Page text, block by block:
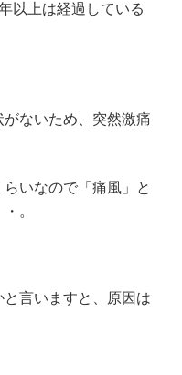
以上は経過している
ないため、突然激痛
らいなので「痛風」と
。
言いますと、原因は